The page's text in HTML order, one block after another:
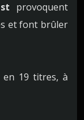
provoquent
et font brûler
en 19 titres, à